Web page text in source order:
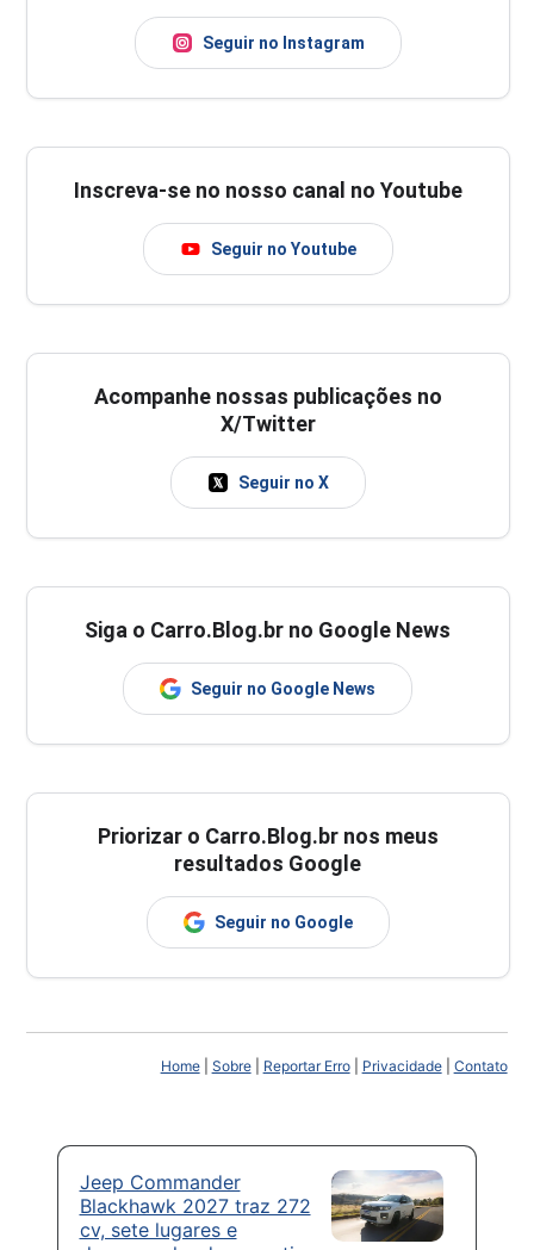
Seguir no Instagram
Inscreva-se no nosso canal no Youtube
Seguir no Youtube
Acompanhe nossas publicações no
X/Twitter
Seguir no X
Siga o Carro.Blog.br no Google News
Seguir no Google News
Priorizar o Carro.Blog.br nos meus
resultados Google
Seguir no Google
Home| Sobre| Reportar Erro| Privacidade| Contato
Jeep Commander
Blackhawk 2027 traz 272
cv, sete lugares e